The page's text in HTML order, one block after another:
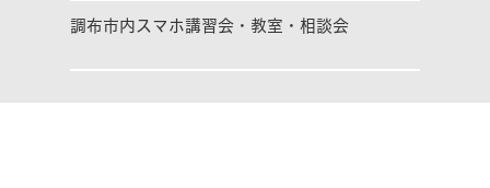
調布市内スマホ講習会・教室・相談会